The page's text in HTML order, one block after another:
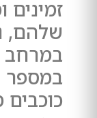
זמינים
שלהם,
במרחב
במספר
כוכבים